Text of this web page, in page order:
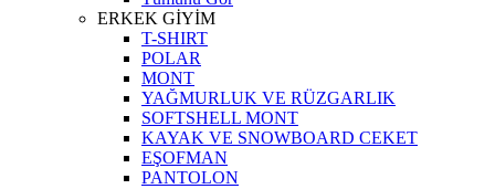
ERKEK GİYİM
T-SHIRT
POLAR
MONT
YAĞMURLUK VE RÜZGARLIK
SOFTSHELL MONT
KAYAK VE SNOWBOARD CEKET
EŞOFMAN
PANTOLON